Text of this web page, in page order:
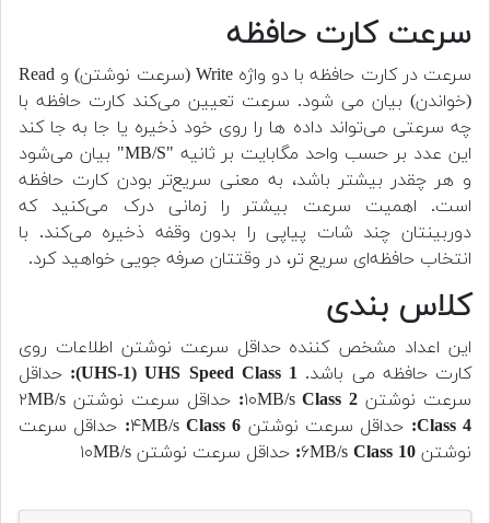
سرعت کارت حافظه
سرعت در کارت حافظه با دو واژه Write (سرعت نوشتن) و Read
(خواندن) بیان می شود. سرعت تعیین می‌کند کارت حافظه با
چه سرعتی می‌تواند داده ‌ها را روی خود ذخیره یا جا به جا کند
این عدد بر حسب واحد مگابایت بر ثانیه "MB/S" بیان می‌شود
و هر چقدر بیشتر باشد، به معنی سریع‌تر بودن کارت حافظه
است. اهمیت سرعت بیشتر را زمانی درک می‌کنید که
دوربینتان چند شات پیاپی را بدون وقفه ذخیره می‌کند. با
انتخاب حافظه‌ای سریع ‌تر، در وقتتان صرفه‌ جویی خواهید کرد.
کلاس بندی
این اعداد مشخص کننده حداقل سرعت نوشتن اطلاعات روی
کارت حافظه می باشد. UHS-1) UHS Speed Class 1):
حداقل
سرعت نوشتن ۱۰MB/s Class 2:
حداقل سرعت نوشتن ۲MB/s
Class 4: حداقل سرعت نوشتن ۴MB/s Class 6:
حداقل سرعت
نوشتن ۶MB/s Class 10: حداقل سرعت نوشتن ۱۰MB/s